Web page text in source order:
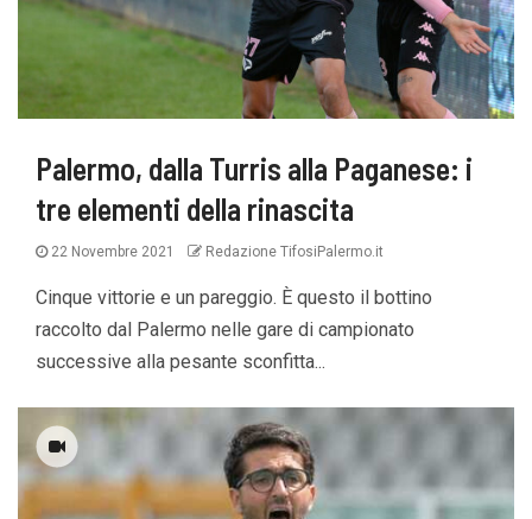
Palermo, dalla Turris alla Paganese: i
tre elementi della rinascita
22 Novembre 2021 Redazione TifosiPalermo.it
Cinque vittorie e un pareggio. È questo il bottino
raccolto dal Palermo nelle gare di campionato
successive alla pesante sconfitta...